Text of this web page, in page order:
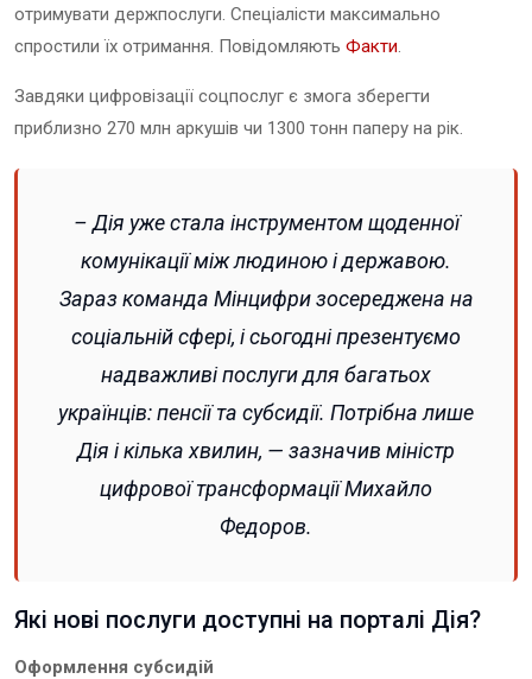
отримувати держпослуги. Спеціалісти максимально
спростили їх отримання. Повідомляють Факти.
Завдяки цифровізації соцпослуг є змога зберегти
приблизно 270 млн аркушів чи 1300 тонн паперу на рік.
– Дія уже стала інструментом щоденної
комунікації між людиною і державою.
Зараз команда Мінцифри зосереджена на
соціальній сфері, і сьогодні презентуємо
надважливі послуги для багатьох
українців: пенсії та субсидії. Потрібна лише
Дія і кілька хвилин, — зазначив міністр
цифрової трансформації Михайло
Федоров.
Які нові послуги доступні на порталі Дія?
Оформлення субсидій